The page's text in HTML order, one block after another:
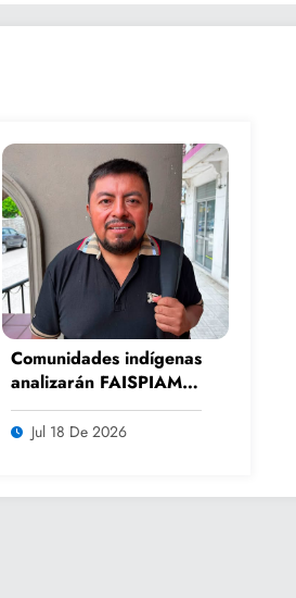
Comunidades indígenas
analizarán FAISPIAM y
tema del fracking en
asamblea ordinaria
Jul 18 De 2026